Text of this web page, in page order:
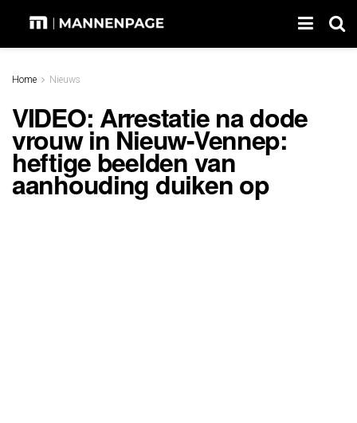
Home Nieuws
VIDEO: Arrestatie na dode
vrouw in Nieuw-Vennep:
heftige beelden van
aanhouding duiken op